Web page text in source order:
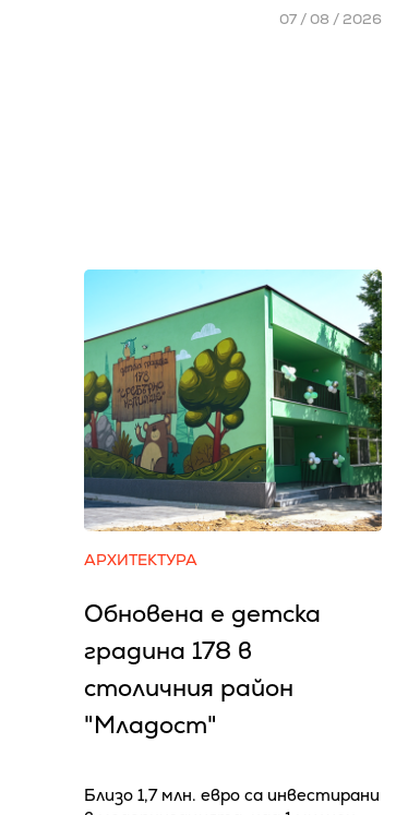
07 / 08 / 2026
АРХИТЕКТУРА
Обновена е детска
градина 178 в
столичния район
"Младост"
Близо 1,7 млн. евро са инвестирани